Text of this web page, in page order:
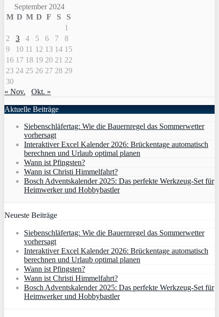
September 2024
M D M D F S
S
1
2
3 4 5 6 7
8
9
10 11 12 13 14 15
16 17 18 19 20 21 22
23 24 25 26 27 28 29
30
« Nov.
Okt. »
Aktuelle Beiträge
Siebenschläfertag: Wie die Bauernregel das Sommerwetter
vorhersagt
Interaktiver Excel Kalender 2026: Brückentage automatisch
berechnen und Urlaub optimal planen
Wann ist Pfingsten?
Wann ist Christi Himmelfahrt?
Bosch Adventskalender 2025: Das perfekte Werkzeug-Set für
Heimwerker und Hobbybastler
Neueste Beiträge
Siebenschläfertag: Wie die Bauernregel das Sommerwetter
vorhersagt
Interaktiver Excel Kalender 2026: Brückentage automatisch
berechnen und Urlaub optimal planen
Wann ist Pfingsten?
Wann ist Christi Himmelfahrt?
Bosch Adventskalender 2025: Das perfekte Werkzeug-Set für
Heimwerker und Hobbybastler